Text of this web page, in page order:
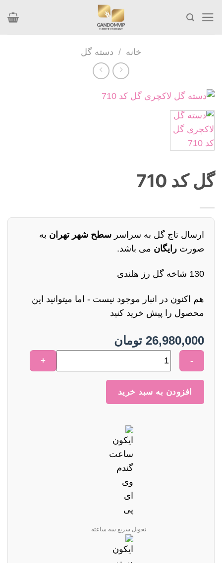
content
خانه / دسته گل
گل کد 710
ارسال تاج گل به سراسر سطح شهر تهران به
صورت رایگان می باشد.
130 شاخه گل رز هلندی
هم اکنون در انبار موجود نیست - اما میتوانید این
محصول را پیش خرید کنید
26,980,000 تومان
کد
710
افزودن به سبد خرید
تحویل سریع سه ساعته